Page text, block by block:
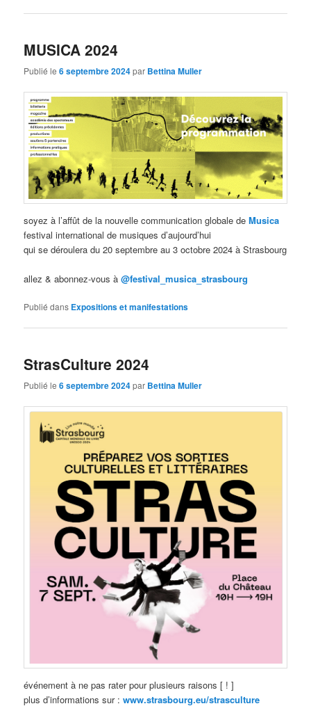
MUSICA 2024
Publié le6 septembre 2024par Bettina Muller
soyez à l’affût de la nouvelle communication globale deMusica
festival international de musiques d’aujourd’hui
qui se déroulera du 20 septembre au 3 octobre 2024 à Strasbourg
allez & abonnez-vous à@festival_musica_strasbourg
Publié dans Expositions et manifestations
StrasCulture 2024
Publié le6 septembre 2024par Bettina Muller
événement à ne pas rater pour plusieurs raisons [ ! ]
plus d’informations sur :www.strasbourg.eu/strasculture